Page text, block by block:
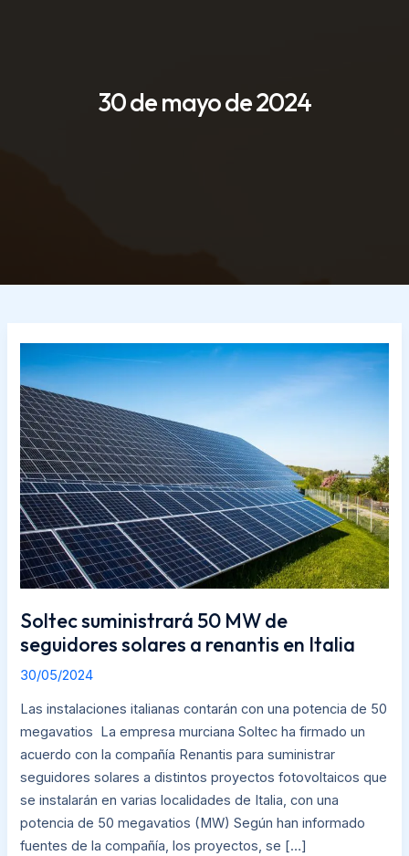
30 de mayo de 2024
Soltec suministrará 50 MW de
seguidores solares a renantis en Italia
30/05/2024
Las instalaciones italianas contarán con una potencia de 50
megavatios La empresa murciana Soltec ha firmado un
acuerdo con la compañía Renantis para suministrar
seguidores solares a distintos proyectos fotovoltaicos que
se instalarán en varias localidades de Italia, con una
potencia de 50 megavatios (MW) Según han informado
fuentes de la compañía, los proyectos, se […]
suministrará
50
MW
de
seguidores
solares
a
renantis
en
Italia